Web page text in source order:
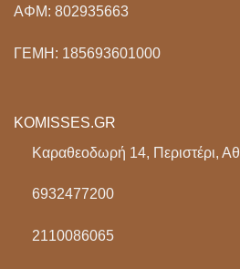
ΑΦΜ: 802935663
ΓΕΜΗ: 185693601000
KOMISSES.GR
Καραθεοδωρή 14, Περιστέρι,
6932477200
2110086065